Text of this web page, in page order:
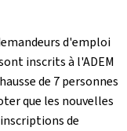
d'emploi
inscrits à l'ADEM
de 7 personnes
que les nouvelles
de